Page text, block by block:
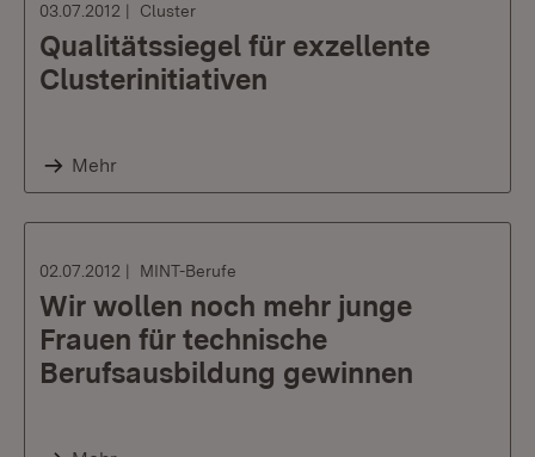
03.07.2012 Cluster
Qualitätssiegel für exzellente
Clusterinitiativen
Mehr
02.07.2012 MINT-Berufe
Wir wollen noch mehr junge
Frauen für technische
Berufsausbildung gewinnen